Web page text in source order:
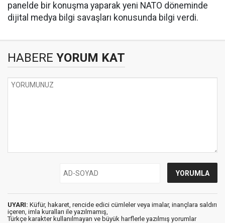
panelde bir konuşma yaparak yeni NATO döneminde
dijital medya bilgi savaşları konusunda bilgi verdi.
HABERE YORUM KAT
UYARI: Küfür, hakaret, rencide edici cümleler veya imalar, inançlara saldırı
içeren, imla kuralları ile yazılmamış,
Türkçe karakter kullanılmayan ve büyük harflerle yazılmış yorumlar